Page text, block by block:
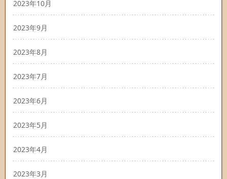
2023年10月
2023年9月
2023年8月
2023年7月
2023年6月
2023年5月
2023年4月
2023年3月